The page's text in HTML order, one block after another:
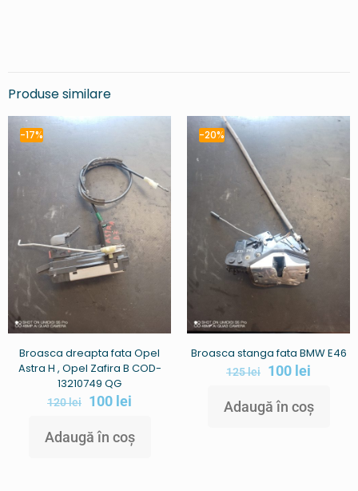
Produse similare
-17%
Broasca dreapta fata Opel
Astra H , Opel Zafira B COD-
13210749 QG
120lei 100 lei
Adaugă în coș
-20%
Broasca stanga fata BMW E46
125lei 100 lei
Adaugă în coș